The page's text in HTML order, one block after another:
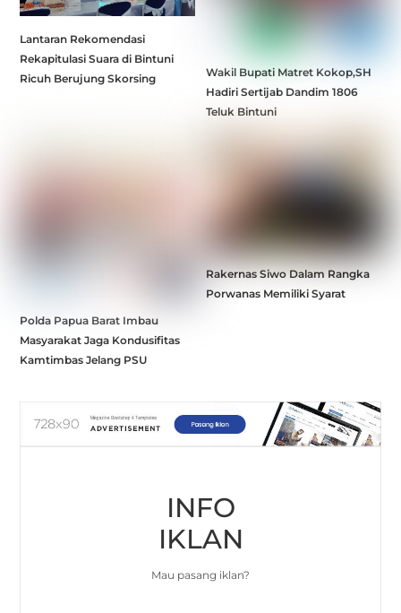
Lantaran Rekomendasi
Rekapitulasi Suara di Bintuni
Ricuh Berujung Skorsing
Wakil Bupati Matret Kokop,SH
Hadiri Sertijab Dandim 1806
Teluk Bintuni
Polda Papua Barat Imbau
Masyarakat Jaga Kondusifitas
Kamtimbas Jelang PSU
Rakernas Siwo Dalam Rangka
Porwanas Memiliki Syarat
INFO
IKLAN
Mau pasang iklan?